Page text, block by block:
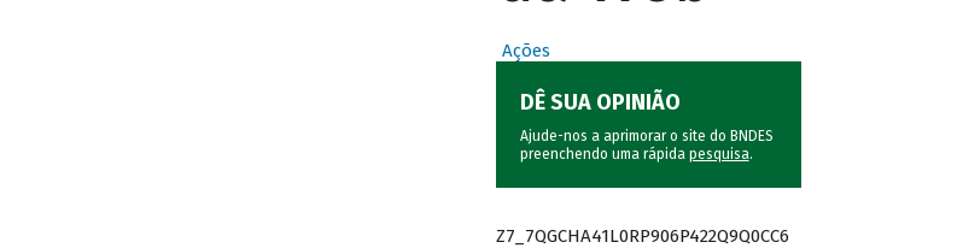
Ações
DÊ SUA OPINIÃO
Ajude-nos a aprimorar o site do BNDES
preenchendo uma rápida pesquisa.
Z7_7QGCHA41L0RP906P422Q9Q0CC6